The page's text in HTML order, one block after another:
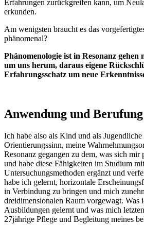
Erfahrungen zurückgreifen kann, um
erkunden.
Am wenigsten braucht es das
phänomenal?
Phänomenologie ist in Resonanz
um uns herum, daraus eigene
Erfahrungsschatz um neue
Anwendung und Berufung
Ich habe also als Kind und als
Orientierungssinn, meine
Resonanz gegangen zu dem, was sich mir
und habe diese Fähigkeiten im Studium
Untersuchungsmethoden ergänzt und
habe ich gelernt, horizontale
in Verbindung zu bringen und mich
dreidimensionalen Raum vorgewagt. Was
Ausbildungen gelernt und was mich
27jährige Pflege und Begleitung meines